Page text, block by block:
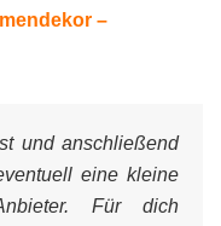
–
und anschließend
eine kleine
Für dich